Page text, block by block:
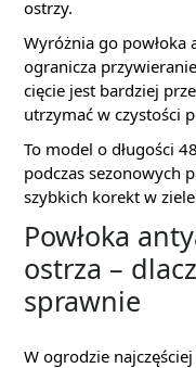
ostrzy.
Wyróżnia go powłoka
ogranicza
cięcie jest bardziej
utrzymać w czystości
To model o długości
podczas sezonowych
szybkich korekt w
Powłoka
ostrza –
sprawnie
W ogrodzie